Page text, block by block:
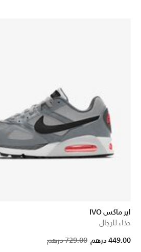
اير ماكس IVO
حذاء للرجال
Price
729.00 درهم 449.00 درهم